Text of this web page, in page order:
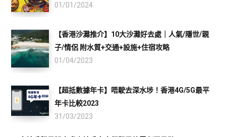
01/01/2024
【香港沙灘推介】10大沙灘好去處｜人氣/隱世/親
子/情侶 附水質+交通+設施+住宿攻略
01/04/2023
【超抵數據年卡】唔駛去深水埗！香港4G/5G最平
年卡比較2023
31/03/2023